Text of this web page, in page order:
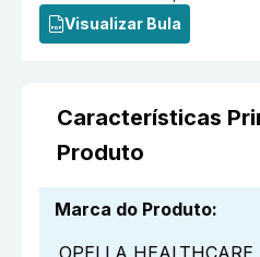
Visualizar Bula
Características
Produto
Marca do Produto: